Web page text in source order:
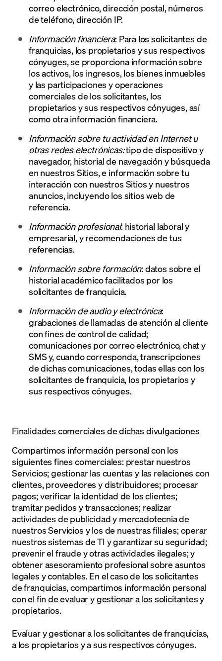
correo electrónico, dirección postal, números
de teléfono, dirección IP.
Información financiera: Para los solicitantes de
franquicias, los propietarios y sus respectivos
cónyuges, se proporciona información sobre
los activos, los ingresos, los bienes inmuebles
y las participaciones y operaciones
comerciales de los solicitantes, los
propietarios y sus respectivos cónyuges, así
como otra información financiera.
Información sobre tu actividad en Internet u
otras redes electrónicas:tipo de dispositivo y
navegador, historial de navegación y búsqueda
en nuestros Sitios, e información sobre tu
interacción con nuestros Sitios y nuestros
anuncios, incluyendo los sitios web de
referencia.
Información profesional: historial laboral y
empresarial, y recomendaciones de tus
referencias.
Información sobre formación: datos sobre el
historial académico facilitados por los
solicitantes de franquicia.
Información de audio y electrónica:
grabaciones de llamadas de atención al cliente
con fines de control de calidad;
comunicaciones por correo electrónico, chat y
SMS y, cuando corresponda, transcripciones
de dichas comunicaciones, todas ellas con los
solicitantes de franquicia, los propietarios y
sus respectivos cónyuges.
Finalidades comerciales de dichas divulgaciones
Compartimos información personal con los
siguientes fines comerciales: prestar nuestros
Servicios; gestionar las cuentas y las relaciones con
clientes, proveedores y distribuidores; procesar
pagos; verificar la identidad de los clientes;
tramitar pedidos y transacciones; realizar
actividades de publicidad y mercadotecnia de
nuestros Servicios y los de nuestras filiales; operar
nuestros sistemas de TI y garantizar su seguridad;
prevenir el fraude y otras actividades ilegales; y
obtener asesoramiento profesional sobre asuntos
legales y contables. En el caso de los solicitantes
de franquicias, compartimos información personal
con el fin de evaluar y gestionar a los solicitantes y
propietarios.
Evaluar y gestionar a los solicitantes de franquicias,
a los propietarios y a sus respectivos cónyuges.